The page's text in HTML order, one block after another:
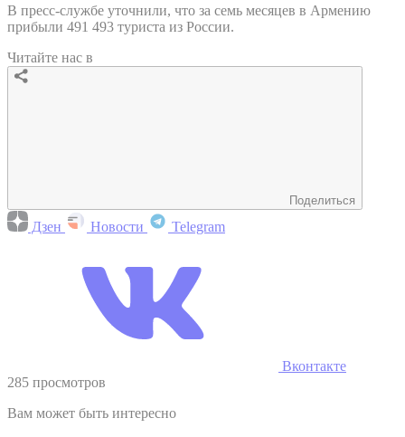
В пресс-службе уточнили, что за семь месяцев в Армению
прибыли 491 493 туриста из России.
Читайте нас в
Поделиться
Дзен Новости Telegram
Вконтакте
285 просмотров
Вам может быть интересно